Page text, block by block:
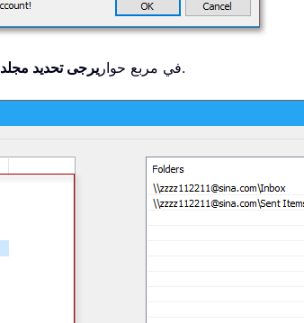
في مربع حوار يرجى تحديد مجلد .